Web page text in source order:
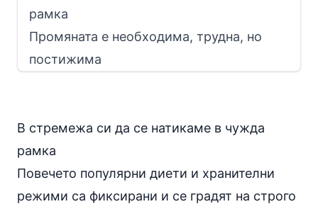
рамка
Промяната е необходима, трудна, но
постижима
В стремежа си да се натикаме в чужда
рамка
Повечето популярни диети и хранителни
режими са фиксирани и се градят на строго